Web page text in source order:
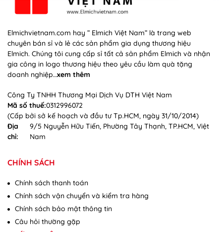
Elmichvietnam.com hay ” Elmich Việt Nam” là trang web
chuyên bán sỉ và lẻ các sản phẩm gia dụng thương hiệu
Elmich. Chúng tôi cung cấp sỉ tất cả sản phẩm Elmich và nhận
gia công in logo thương hiệu theo yêu cầu làm quà tặng
doanh nghiệp…xem thêm
Công Ty TNHH Thương Mại Dịch Vụ DTH Việt Nam
Mã số thuế:0312996072
(Cấp bởi sở kế hoạch và đầu tư Tp.HCM, ngày 31/10/2014)
Địa
chỉ:
9/5 Nguyễn Hữu Tiến, Phường Tây Thạnh, TP.HCM, Việt
Nam
CHÍNH SÁCH
Chính sách thanh toán
Chính sách vận chuyển và kiểm tra hàng
Chính sách bảo mật thông tin
Câu hỏi thường gặp